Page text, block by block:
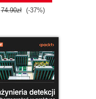
74.90zł (-37%)